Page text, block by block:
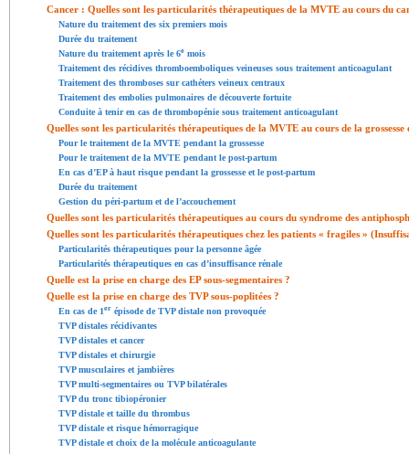
Cancer : Quelles sont les particularités thérapeutiques de la MVTE au cours du
Nature du traitement des six premiers mois
Durée du traitement
Nature du traitement après le 6e mois
Traitement des récidives thromboemboliques veineuses sous traitement anticoagulant
Traitement des thromboses sur cathéters veineux centraux
Traitement des embolies pulmonaires de découverte fortuite
Conduite à tenir en cas de thrombopénie sous traitement anticoagulant
Quelles sont les particularités thérapeutiques de la MVTE au cours de la
Pour le traitement de la MVTE pendant la grossesse
Pour le traitement de la MVTE pendant le post-partum
En cas d’EP à haut risque pendant la grossesse et le post-partum
Durée du traitement
Gestion du péri-partum et de l’accouchement
Quelles sont les particularités thérapeutiques au cours du syndrome des
Quelles sont les particularités thérapeutiques chez les patients « fragiles »
Particularités thérapeutiques pour la personne âgée
Particularités thérapeutiques en cas d’insuffisance rénale
Quelle est la prise en charge des EP sous-segmentaires ?
Quelle est la prise en charge des TVP sous-poplitées ?
En cas de 1er épisode de TVP distale non provoquée
TVP distales récidivantes
TVP distales et cancer
TVP distales et chirurgie
TVP musculaires et jambières
TVP multi-segmentaires ou TVP bilatérales
TVP du tronc tibiopéronier
TVP distale et taille du thrombus
TVP distale et risque hémorragique
TVP distale et choix de la molécule anticoagulante